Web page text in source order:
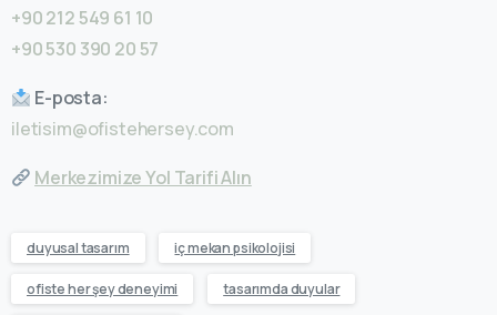
+90 212 549 61 10
+90 530 390 20 57
E-posta:
iletisim@ofistehersey.com
Merkezimize Yol Tarifi Alın
duyusal tasarım iç mekan psikolojisi
ofiste her şey deneyimi tasarımda duyular